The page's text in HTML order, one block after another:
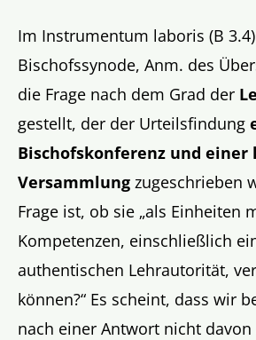
Im Instrumentum laboris (B
Bischofssynode, Anm. des
die Frage nach dem Grad der
gestellt, der der Urteilsfindung
Bischofskonferenz und
Versammlung zugeschrieben
Frage ist, ob sie „als Einheiten
Kompetenzen, einschließlich
authentischen Lehrautorität,
können?“ Es scheint, dass wir
nach einer Antwort nicht davon